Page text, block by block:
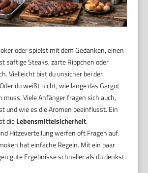
oder spielst mit dem Gedanken, einen
saftige Steaks, zarte Rippchen oder
Vielleicht bist du unsicher bei der
du weißt nicht, wie lange das Gargut
muss. Viele Anfänger fragen sich auch,
und wie es die Aromen beeinflusst. Ein
dieLebensmittelsicherheit.
Hitzeverteilung werfen oft Fragen auf.
hat einfache Regeln. Mit ein paar
gute Ergebnisse schneller als du denkst.